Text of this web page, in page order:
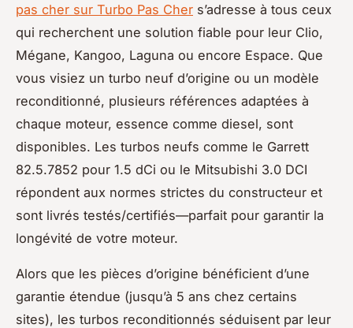
pas cher sur Turbo Pas Cher s’adresse à tous ceux
qui recherchent une solution fiable pour leur Clio,
Mégane, Kangoo, Laguna ou encore Espace. Que
vous visiez un turbo neuf d’origine ou un modèle
reconditionné, plusieurs références adaptées à
chaque moteur, essence comme diesel, sont
disponibles. Les turbos neufs comme le Garrett
82.5.7852 pour 1.5 dCi ou le Mitsubishi 3.0 DCI
répondent aux normes strictes du constructeur et
sont livrés testés/certifiés—parfait pour garantir la
longévité de votre moteur.
Alors que les pièces d’origine bénéficient d’une
garantie étendue (jusqu’à 5 ans chez certains
sites), les turbos reconditionnés séduisent par leur